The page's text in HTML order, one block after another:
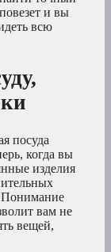
и вы
всю
посуда
когда вы
изделия
Понимание
вам не
вещей,